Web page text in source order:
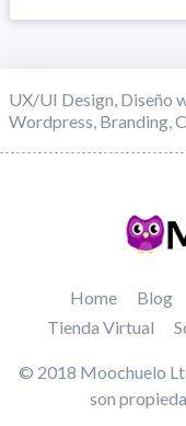
UX/UI Design, Diseño
Wordpress, Branding,
Home Blog
Tienda Virtual
© 2018 Moochuelo
son